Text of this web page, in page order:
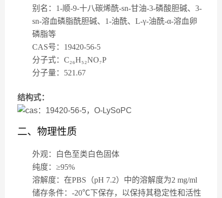
别名 ：1-顺-9-十八碳烯酰-sn-甘油-3-磷酸胆碱、3-
sn-溶血磷脂酰胆碱、1-油酰、L-γ-油酰-α-溶血卵
磷脂等
CAS号 ：19420-56-5
分子式：C₂₆H₅₂NO₇P
分子量 ：521.67
结构式：
二、物理性质
外观：白色至类白色固体
纯度：≥95%
溶解度：在PBS（pH 7.2）中的溶解度为2 mg/ml
储存条件：-20℃下保存，以保持其稳定性和活性